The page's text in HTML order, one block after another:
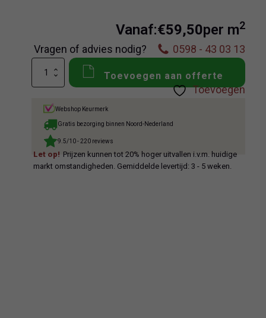
Vanaf:€59,50per m2
Vragen of advies nodig?
0598 - 43 03 13
Castelvetro
Toevoegen aan offerte
Toevoegen
Webshop Keurmerk
Gratis bezorging binnen Noord-Nederland
9.5/10 - 220 reviews
Let op! Prijzen kunnen tot 20% hoger uitvallen i.v.m. huidige
markt omstandigheden. Gemiddelde levertijd: 3 - 5 weken.